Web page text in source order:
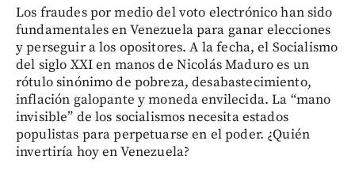
Los fraudes por medio del voto electrónico han sido
fundamentales en Venezuela para ganar elecciones
y perseguir a los opositores. A la fecha, el Socialismo
del siglo XXI en manos de Nicolás Maduro es un
rótulo sinónimo de pobreza, desabastecimiento,
inflación galopante y moneda envilecida. La “mano
invisible” de los socialismos necesita estados
populistas para perpetuarse en el poder. ¿Quién
invertiría hoy en Venezuela?